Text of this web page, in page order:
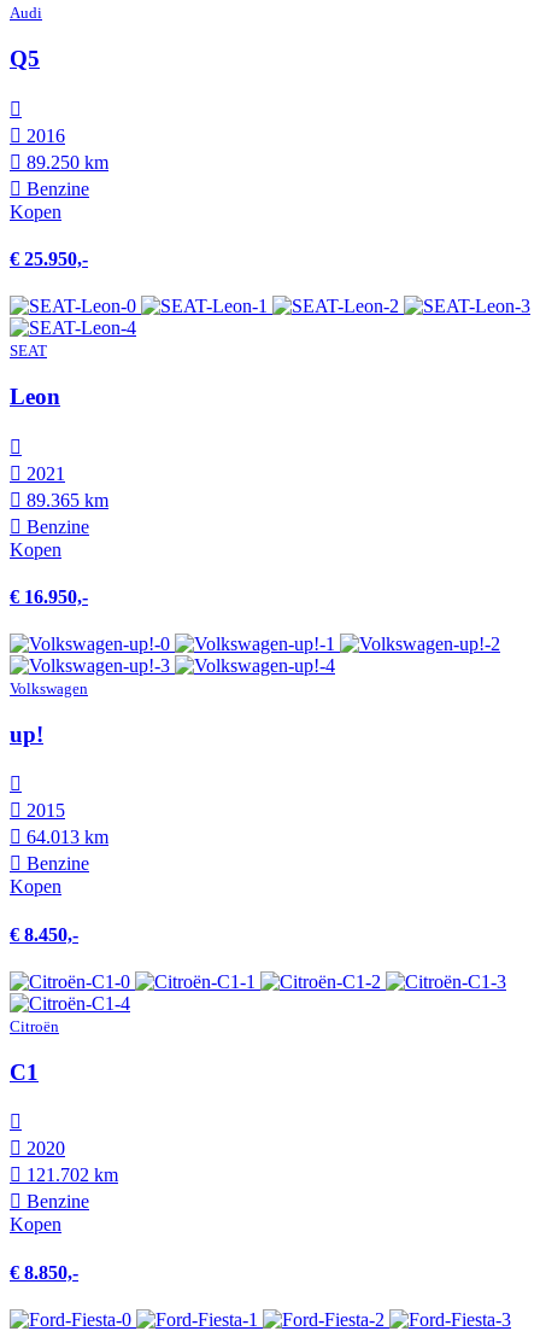
Audi
Q5
2016
89.250 km
Benzine
Kopen
€ 25.950,-
SEAT
Leon
2021
89.365 km
Benzine
Kopen
€ 16.950,-
Volkswagen
up!
2015
64.013 km
Benzine
Kopen
€ 8.450,-
Citroën
C1
2020
121.702 km
Benzine
Kopen
€ 8.850,-